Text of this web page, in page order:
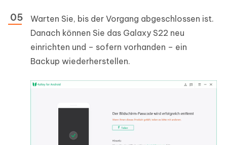
Warten Sie, bis der Vorgang abgeschlossen ist.
Danach können Sie das Galaxy S22 neu
einrichten und – sofern vorhanden – ein
Backup wiederherstellen.